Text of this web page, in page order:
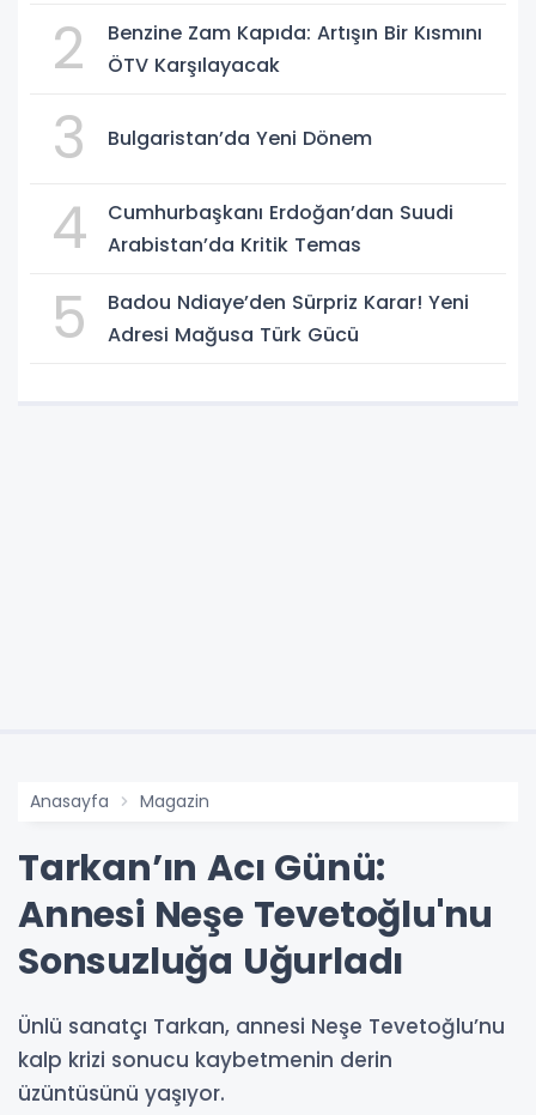
2
Benzine Zam Kapıda: Artışın Bir Kısmını
ÖTV Karşılayacak
3 Bulgaristan’da Yeni Dönem
4
Cumhurbaşkanı Erdoğan’dan Suudi
Arabistan’da Kritik Temas
5
Badou Ndiaye’den Sürpriz Karar! Yeni
Adresi Mağusa Türk Gücü
Anasayfa Magazin
Tarkan’ın Acı Günü:
Annesi Neşe Tevetoğlu'nu
Sonsuzluğa Uğurladı
Ünlü sanatçı Tarkan, annesi Neşe Tevetoğlu’nu
kalp krizi sonucu kaybetmenin derin
üzüntüsünü yaşıyor.